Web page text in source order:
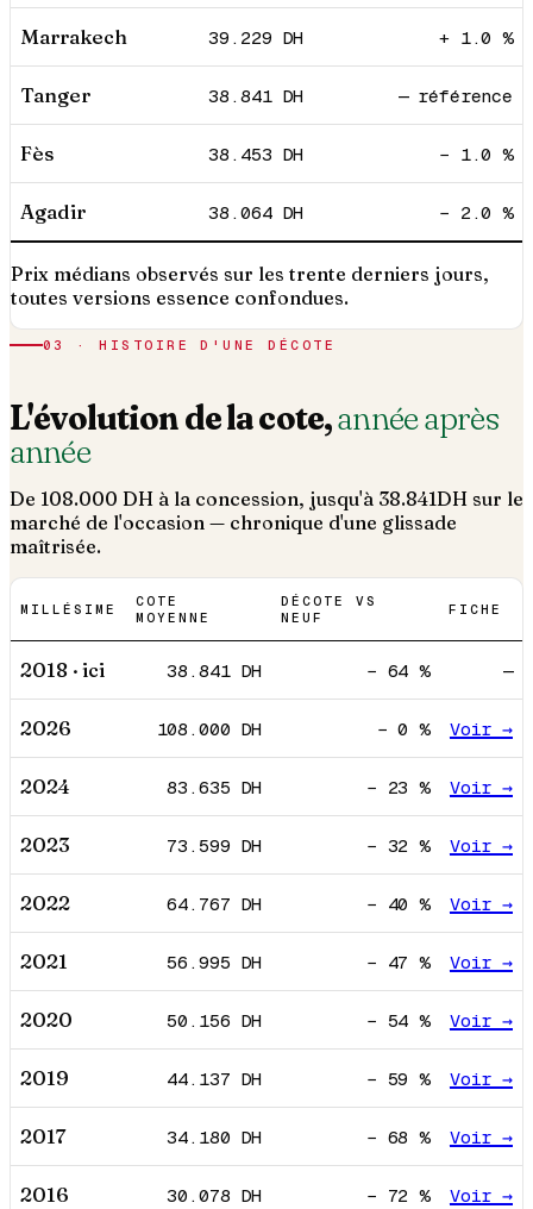
Marrakech 39.229 DH + 1.0 %
Tanger 38.841DH — référence
Fès 38.453 DH − 1.0 %
Agadir 38.064DH − 2.0 %
Prix médians observés sur les trente derniers jours,
toutes versions essence confondues.
03 · HISTOIRE D'UNE DÉCOTE
L'évolution de la cote,année après
année
De 108.000 DH à la concession, jusqu'à 38.841DH sur le
marché de l'occasion — chronique d'une glissade
maîtrisée.
MILLÉSIME
COTE
MOYENNE
DÉCOTE VS
NEUF
FICHE
2018 · ici 38.841DH − 64 % —
2026 108.000 DH −0 % Voir →
2024 83.635 DH − 23 % Voir →
2023 73.599 DH − 32 % Voir →
2022 64.767 DH − 40 % Voir →
2021 56.995 DH − 47 % Voir →
2020 50.156 DH − 54 % Voir →
2019 44.137 DH − 59 % Voir →
2017 34.180 DH − 68 % Voir →
2016 30.078 DH − 72 % Voir →